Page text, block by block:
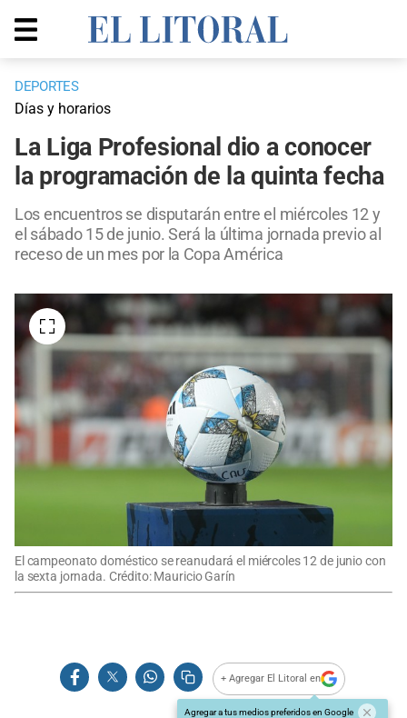
DEPORTES
Días y horarios
La Liga Profesional dio a conocer
la programación de la quinta fecha
Los encuentros se disputarán entre el miércoles 12 y
el sábado 15 de junio. Será la última jornada previo al
receso de un mes por la Copa América
El campeonato doméstico se reanudará el miércoles 12 de junio con
la sexta jornada. Crédito: Mauricio Garín
+ Agregar El Litoral en
Agregar a tus medios preferidos en Google